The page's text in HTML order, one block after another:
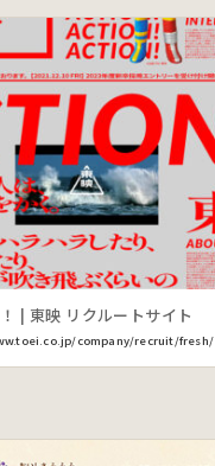
| 東映 リクルートサイト
company/recruit/fresh/